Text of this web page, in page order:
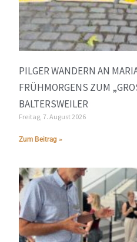
PILGER WANDERN AN
FRÜHMORGENS ZUM
LTERSWEILER
Freitag, 7. August 2026
Zum Beitrag »